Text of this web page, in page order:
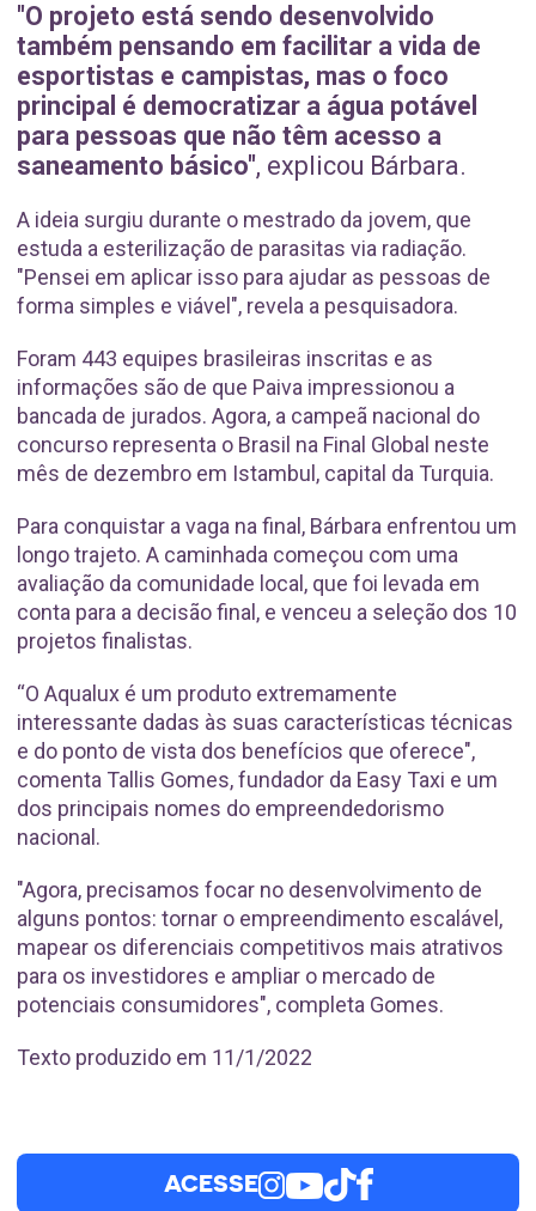
"O projeto está sendo desenvolvido
também pensando em facilitar a vida de
esportistas e campistas, mas o foco
principal é democratizar a água potável
para pessoas que não têm acesso a
saneamento básico", explicou Bárbara.
A ideia surgiu durante o mestrado da jovem, que
estuda a esterilização de parasitas via radiação.
"Pensei em aplicar isso para ajudar as pessoas de
forma simples e viável", revela a pesquisadora.
Foram 443 equipes brasileiras inscritas e as
informações são de que Paiva impressionou a
bancada de jurados. Agora, a campeã nacional do
concurso representa o Brasil na Final Global neste
mês de dezembro em Istambul, capital da Turquia.
Para conquistar a vaga na final, Bárbara enfrentou um
longo trajeto. A caminhada começou com uma
avaliação da comunidade local, que foi levada em
conta para a decisão final, e venceu a seleção dos 10
projetos finalistas.
“O Aqualux é um produto extremamente
interessante dadas às suas características técnicas
e do ponto de vista dos benefícios que oferece",
comenta Tallis Gomes, fundador da Easy Taxi e um
dos principais nomes do empreendedorismo
nacional.
"Agora, precisamos focar no desenvolvimento de
alguns pontos: tornar o empreendimento escalável,
mapear os diferenciais competitivos mais atrativos
para os investidores e ampliar o mercado de
potenciais consumidores", completa Gomes.
Texto produzido em 11/1/2022
ACESSE